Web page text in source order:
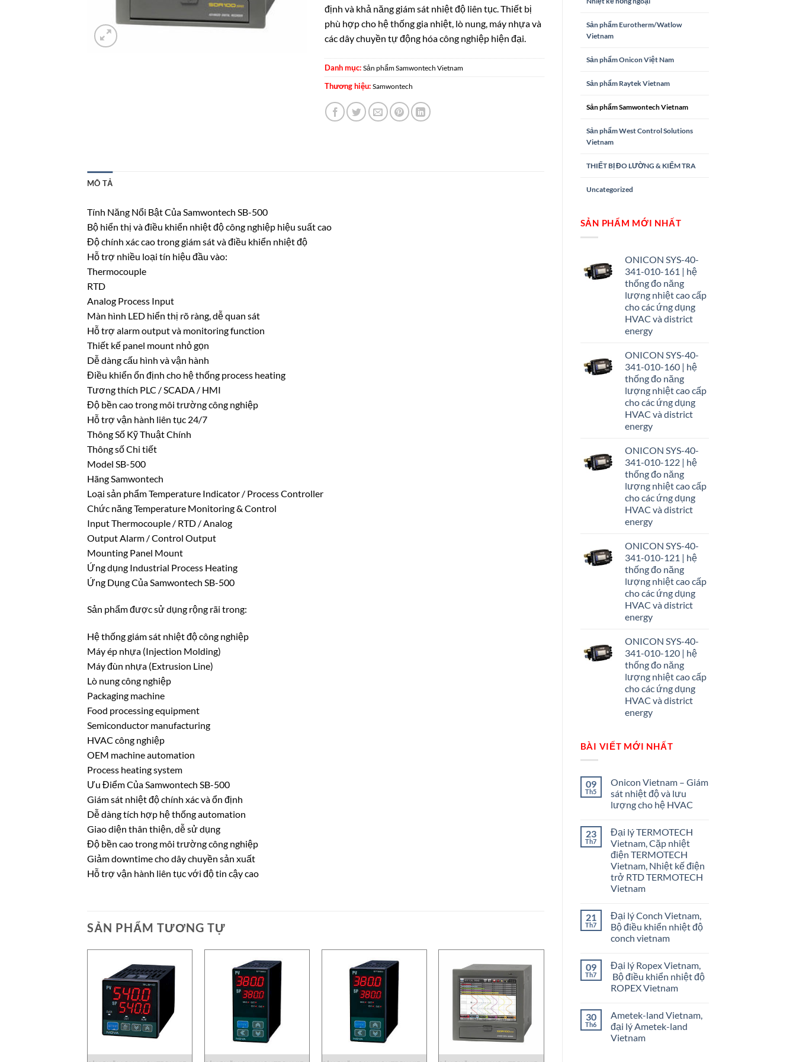
Sản phẩm Eurotherm/Watlow
Vietnam
Sản phẩm Onicon Việt Nam
Sản phẩm Raytek Vietnam
Sản phẩm Samwontech Vietnam
Sản phẩm West Control Solutions
Vietnam
THIẾT BỊ ĐO LƯỜNG & KIỂM TRA
Uncategorized
SẢN PHẨM MỚI NHẤT
ONICON SYS-40-
341-010-161 | hệ
thống đo năng
lượng nhiệt cao cấp
cho các ứng dụng
HVAC và district
energy
ONICON SYS-40-
341-010-160 | hệ
thống đo năng
lượng nhiệt cao cấp
cho các ứng dụng
HVAC và district
energy
ONICON SYS-40-
341-010-122 | hệ
thống đo năng
lượng nhiệt cao cấp
cho các ứng dụng
HVAC và district
energy
ONICON SYS-40-
341-010-121 | hệ
thống đo năng
lượng nhiệt cao cấp
cho các ứng dụng
HVAC và district
energy
ONICON SYS-40-
341-010-120 | hệ
thống đo năng
lượng nhiệt cao cấp
cho các ứng dụng
HVAC và district
energy
BÀI VIẾT MỚI NHẤT
09
Th5
Onicon Vietnam – Giám
sát nhiệt độ và lưu
lượng cho hệ HVAC
bình
luận
ở
Onicon
Vietnam
–
Giám
sát
nhiệt
lưu
lượng
cho
hệ
23
Th7
Đại lý TERMOTECH
Vietnam, Cặp nhiệt
điện TERMOTECH
Vietnam, Nhiệt kế điện
trở RTD TERMOTECH
Vietnam
bình
luận
ở
Đại
Vietnam,
Cặp
nhiệt
điện
TERMOTECH
kế
điện
trở
RTD
21
Th7
Đại lý Conch Vietnam,
Bộ điều khiển nhiệt độ
conch vietnam
bình
luận
ở
Đại
Vietnam,
Bộ
điều
khiển
nhiệt
09
Th7
Đại lý Ropex Vietnam,
Bộ điều khiển nhiệt độ
ROPEX Vietnam
bình
luận
ở
Đại
30
Th6
Ametek-land Vietnam,
đại lý Ametek-land
Vietnam
định và khả năng giám sát nhiệt độ liên tục. Thiết bị
phù hợp cho hệ thống gia nhiệt, lò nung, máy nhựa và
các dây chuyền tự động hóa công nghiệp hiện đại.
Danh mục: Sản phẩm Samwontech Vietnam
Thương hiệu: Samwontech
MÔ TẢ
Tính Năng Nổi Bật Của Samwontech SB-500
Bộ hiển thị và điều khiển nhiệt độ công nghiệp hiệu suất cao
Độ chính xác cao trong giám sát và điều khiển nhiệt độ
Hỗ trợ nhiều loại tín hiệu đầu vào:
Thermocouple
RTD
Analog Process Input
Màn hình LED hiển thị rõ ràng, dễ quan sát
Hỗ trợ alarm output và monitoring function
Thiết kế panel mount nhỏ gọn
Dễ dàng cấu hình và vận hành
Điều khiển ổn định cho hệ thống process heating
Tương thích PLC / SCADA / HMI
Độ bền cao trong môi trường công nghiệp
Hỗ trợ vận hành liên tục 24/7
Thông Số Kỹ Thuật Chính
Thông số Chi tiết
Model SB-500
Hãng Samwontech
Loại sản phẩm Temperature Indicator / Process Controller
Chức năng Temperature Monitoring & Control
Input Thermocouple / RTD / Analog
Output Alarm / Control Output
Mounting Panel Mount
Ứng dụng Industrial Process Heating
Ứng Dụng Của Samwontech SB-500
Sản phẩm được sử dụng rộng rãi trong:
Hệ thống giám sát nhiệt độ công nghiệp
Máy ép nhựa (Injection Molding)
Máy đùn nhựa (Extrusion Line)
Lò nung công nghiệp
Packaging machine
Food processing equipment
Semiconductor manufacturing
HVAC công nghiệp
OEM machine automation
Process heating system
Ưu Điểm Của Samwontech SB-500
Giám sát nhiệt độ chính xác và ổn định
Dễ dàng tích hợp hệ thống automation
Giao diện thân thiện, dễ sử dụng
Độ bền cao trong môi trường công nghiệp
Giảm downtime cho dây chuyền sản xuất
Hỗ trợ vận hành liên tục với độ tin cậy cao
SẢN PHẨM TƯƠNG TỰ